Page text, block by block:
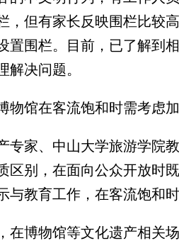
，但有家长反映围栏比较
置围栏。目前，已了解到
解决问题。
馆在客流饱和时需考虑加
家、中山大学旅游学院教
区别，在面向公众开放时
与教育工作，在客流饱和时
博物馆等文化遗产相关场